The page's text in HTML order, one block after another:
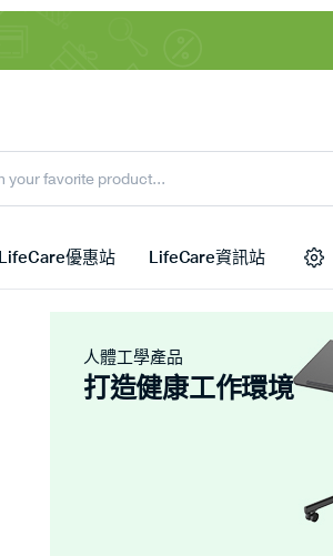
LifeCare優惠站 LifeCare資訊站
人體工學產品
打造健康工作環境